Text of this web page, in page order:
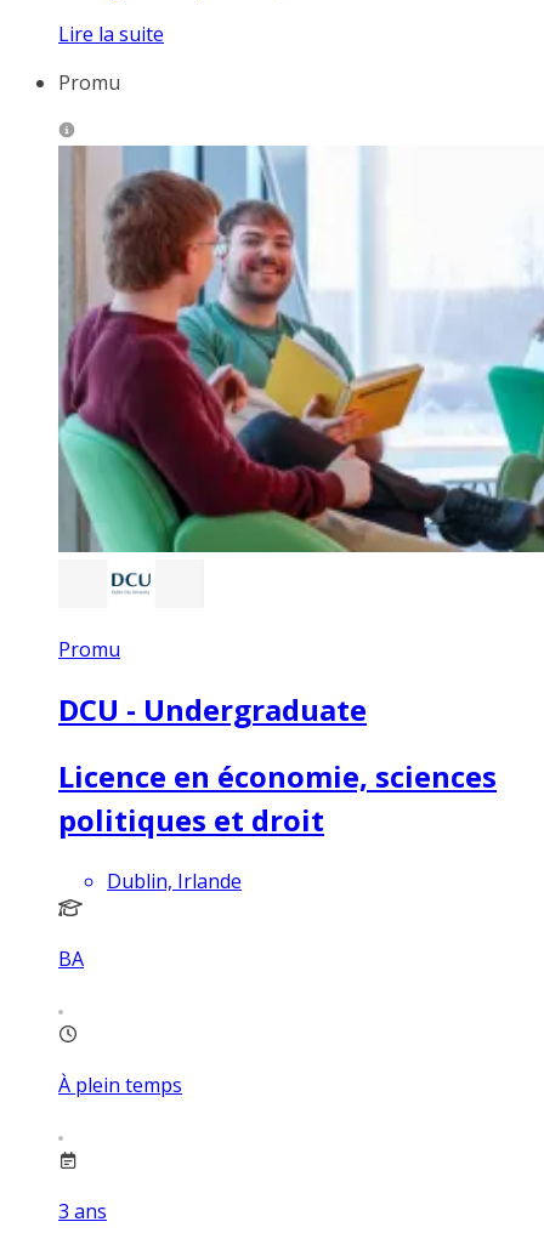
Lire la suite
Promu
Promu
DCU - Undergraduate
Licence en économie, sciences
politiques et droit
Dublin, Irlande
BA
À plein temps
3 ans